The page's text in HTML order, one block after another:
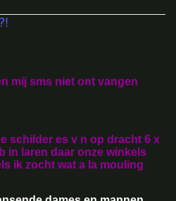
mij sms niet ont vangen
schilder es v n op dracht 6 x
in laren daar onze winkels
ik zocht wat a la mouling